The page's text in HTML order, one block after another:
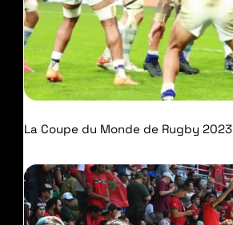
La Coupe du Monde de Rugby 2023